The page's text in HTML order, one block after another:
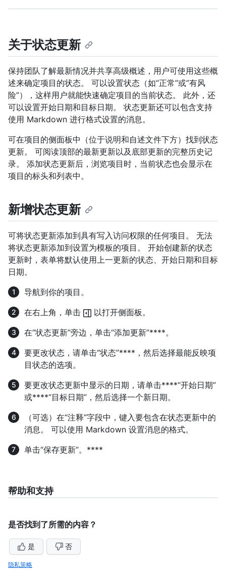
关于状态更新
保持团队了解最新情况并共享高级概述，用户可使用这些概
述来确定项目的状态。 可以设置状态（如“正常”或“有风
险”），这样用户就能快速确定项目的当前状态。 此外，还
可以设置开始日期和目标日期。 状态更新还可以包含支持
使用 Markdown 进行格式设置的消息。
可在项目的侧面板中（位于说明和自述文件下方）找到状态
更新。 可阅读顶部的最新更新以及底部更新的完整历史记
录。 添加状态更新后，浏览项目时，当前状态也会显示在
项目的标头和列表中。
新增状态更新
可将状态更新添加到具有写入访问权限的任何项目。 无法
将状态更新添加到设置为模板的项目。 开始创建新的状态
更新时，表单将默认使用上一更新的状态、开始日期和目标
日期。
导航到你的项目。
在右上角，单击
以打开侧面板。
在“状态更新”旁边，单击“添加更新”****。
要更改状态，请单击“状态”****，然后选择最能反映项
目状态的选项。
要更改状态更新中显示的日期，请单击****“开始日期”
或****“目标日期”，然后选择一个新日期。
（可选）在“注释”字段中，键入要包含在状态更新中的
消息。 可以使用 Markdown 设置消息的格式。
单击“保存更新”。****
帮助和支持
是否找到了所需的内容？
是 否
隐私策略